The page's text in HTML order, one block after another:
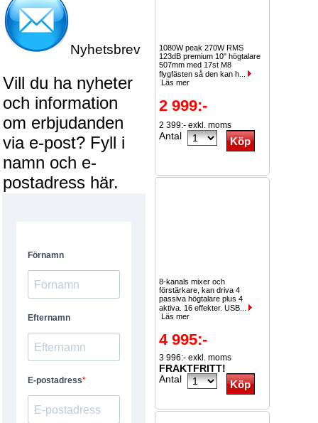
Nyhetsbrev
Vill du ha nyheter
och information
om erbjudanden
via e-post? Fyll i
namn och e-
postadress här.
1080W peak 270W RMS
123dB premium 10" högtalare
507mm med 17st M8
flygfästen så den kan h...
Läs mer
2 999:-
2 399:- exkl. moms
Antal
8-kanals mixer och
förstärkare, kan driva 4
passiva högtalare plus 4
aktiva. 16 effekter. USB...
Läs mer
4 995:-
3 996:- exkl. moms
FRAKTFRITT!
Antal